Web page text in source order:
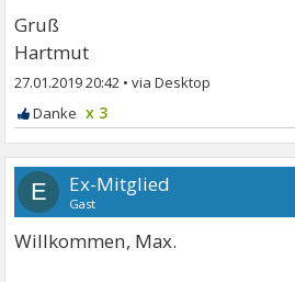
Gruß
Hartmut
27.01.2019 20:42 •
x 3
E Ex-Mitglied
Gast
Willkommen, Max.